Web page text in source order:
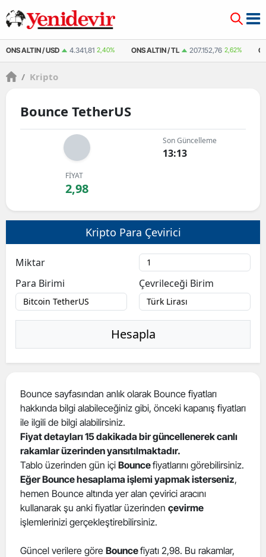
ONS ALTIN / USD 4.341,81 2,40% ONS ALTIN / TL 207.152,76 2,62%
/ Kripto
Bounce TetherUS
Son Güncelleme
13:13
FİYAT
2,98
Kripto Para Çevirici
Miktar
Para Birimi
Çevrileceği Birim
Hesapla
Bounce sayfasından anlık olarak Bounce fiyatları
hakkında bilgi alabileceğiniz gibi, önceki kapanış fiyatları
ile ilgili de bilgi alabilirsiniz.
Fiyat detayları 15 dakikada bir güncellenerek canlı
rakamlar üzerinden yansıtılmaktadır.
Tablo üzerinden gün içi Bouncefiyatlarını görebilirsiniz.
Eğer Bounce hesaplama işlemi yapmak isterseniz,
hemen Bounce altında yer alan çevirici aracını
kullanarak şu anki fiyatlar üzerinden çevirme
işlemlerinizi gerçekleştirebilirsiniz.
Güncel verilere göre Bouncefiyatı 2,98. Bu rakamlar,